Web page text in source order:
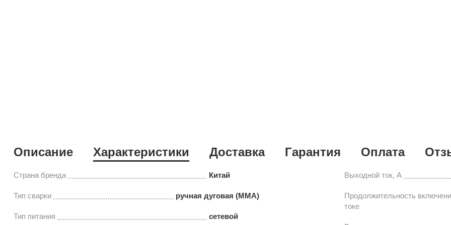
Описание Характеристики Доставка Гарантия Оплата
Страна бренда Китай
Тип сварки ручная дуговая (MMA)
Тип питания сетевой
Выходной ток, А
Продолжительность
токе